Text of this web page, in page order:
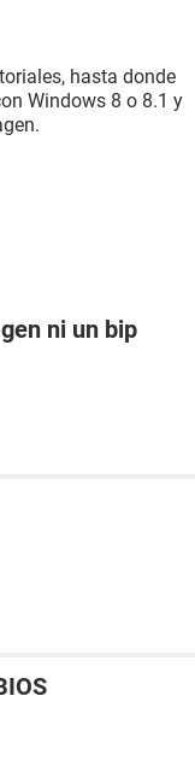
hasta donde
Windows 8 o 8.1 y
ni un bip